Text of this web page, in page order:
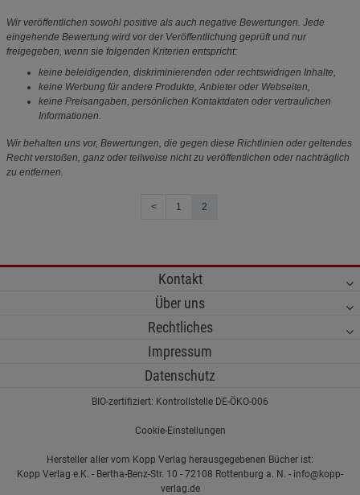
Wir veröffentlichen sowohl positive als auch negative Bewertungen. Jede
eingehende Bewertung wird vor der Veröffentlichung geprüft und nur
freigegeben, wenn sie folgenden Kriterien entspricht:
keine beleidigenden, diskriminierenden oder rechtswidrigen Inhalte,
keine Werbung für andere Produkte, Anbieter oder Webseiten,
keine Preisangaben, persönlichen Kontaktdaten oder vertraulichen
Informationen.
Wir behalten uns vor, Bewertungen, die gegen diese Richtlinien oder geltendes
Recht verstoßen, ganz oder teilweise nicht zu veröffentlichen oder nachträglich
zu entfernen.
< 1 2
Kontakt
Über uns
Rechtliches
Impressum
Datenschutz
BIO-zertifiziert: Kontrollstelle DE-ÖKO-006
Cookie-Einstellungen
Hersteller aller vom Kopp Verlag herausgegebenen Bücher ist:
Kopp Verlag e.K. - Bertha-Benz-Str. 10 - 72108 Rottenburg a. N. - info@kopp-
verlag.de